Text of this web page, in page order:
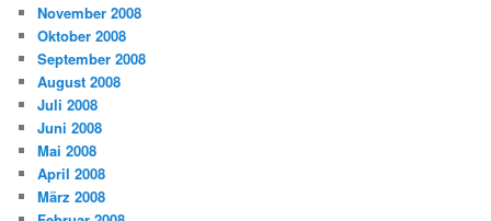
November 2008
Oktober 2008
September 2008
August 2008
Juli 2008
Juni 2008
Mai 2008
April 2008
März 2008